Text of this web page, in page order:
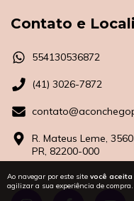
Ao navegar por este site você
agilizar a sua experiência de compra.
Contato e
554130536872
(41) 3026-7872
R. Mateus Leme,
PR, 82200-000